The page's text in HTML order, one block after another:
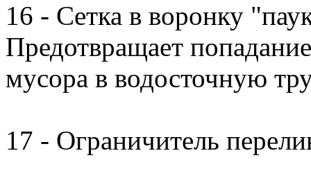
16 - Сетка в воронку
Предотвращает
мусора в водосточную
17 - Ограничитель